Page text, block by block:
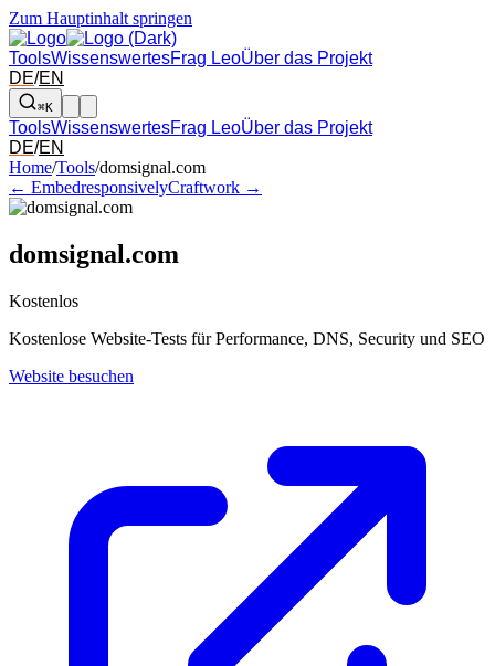
Zum Hauptinhalt springen
ToolsWissenswertesFrag LeoÜber das Projekt
DE/EN
⌘K
ToolsWissenswertesFrag LeoÜber das Projekt
DE/EN
Pfeil links und rechts: zum benachbarten Tool in der Übersicht
Home/Tools/domsignal.com
← EmbedresponsivelyCraftwork →
domsignal.com
Kostenlos
Kostenlose Website-Tests für Performance, DNS, Security und SEO
Website besuchen